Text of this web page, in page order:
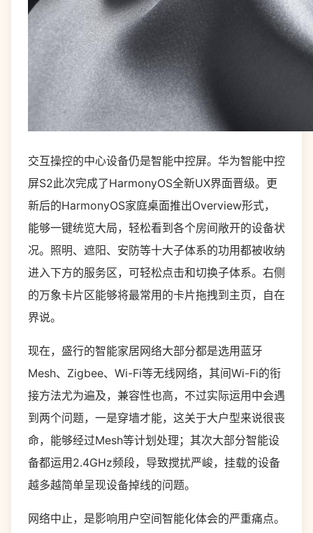
交互操控的中心设备仍是智能中控屏。华为智能中控
屏S2此次完成了HarmonyOS全新UX界面晋级。更
新后的HarmonyOS家庭桌面推出Overview形式，
能够一键统览大局，轻松看到各个房间敞开的设备状
况。照明、遮阳、安防等十大子体系的功用都被收纳
进入下方的服务区，可轻松点击和切换子体系。右侧
的万象卡片区能够将最常用的卡片拖拽到主页，自在
界说。
现在，盛行的智能家居网络大部分都是选用蓝牙
Mesh、Zigbee、Wi-Fi等无线网络，其间Wi-Fi的衔
接方法尤为遍及，兼容性也高，不过实际运用中会遇
到两个问题，一是穿墙才能，这关于大户型来说很丧
命，能够经过Mesh等计划处理；其次大部分智能设
备都运用2.4GHz频段，导致搅扰严峻，挂载的设备
越多越简单呈现设备掉线的问题。
网络中止，是影响用户空间智能化体会的严重痛点。